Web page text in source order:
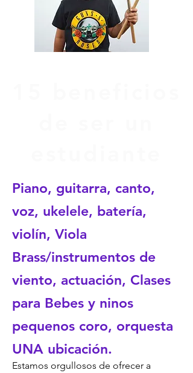
Piano, guitarra, canto,
voz, ukelele, batería,
violín, Viola
Brass/instrumentos de
viento, actuación, Clases
para Bebes y ninos
pequenos coro, orquesta
UNA ubicación.
Estamos orgullosos de ofrecer a